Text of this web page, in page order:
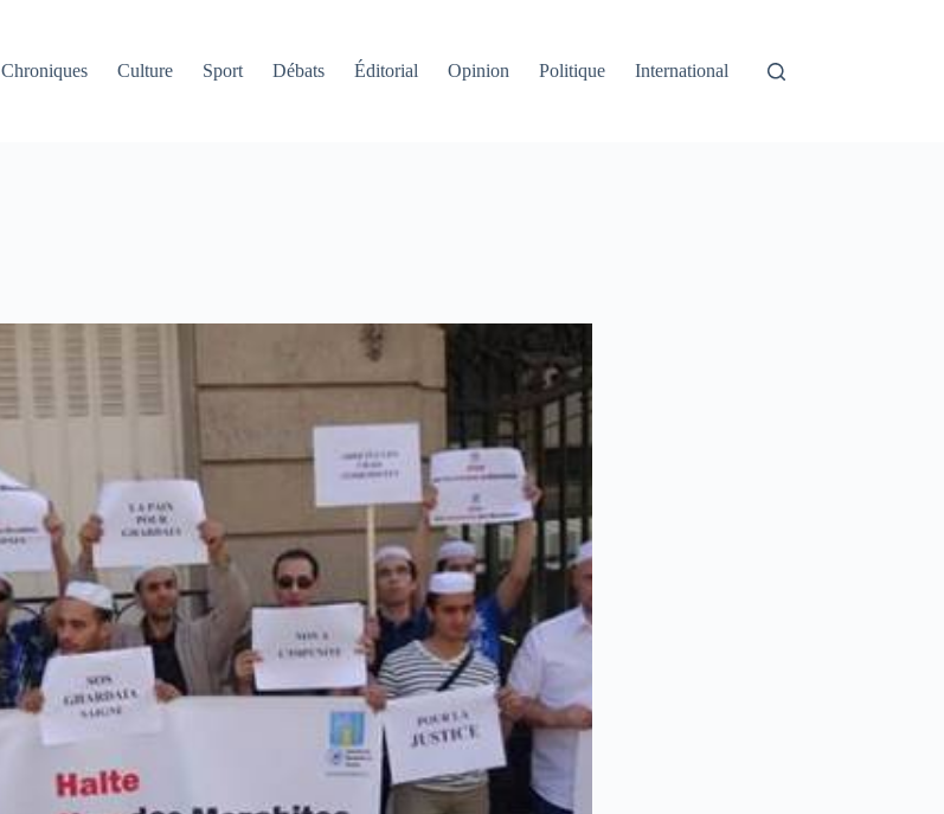
Chroniques Culture Sport Débats Éditorial Opinion Politique International